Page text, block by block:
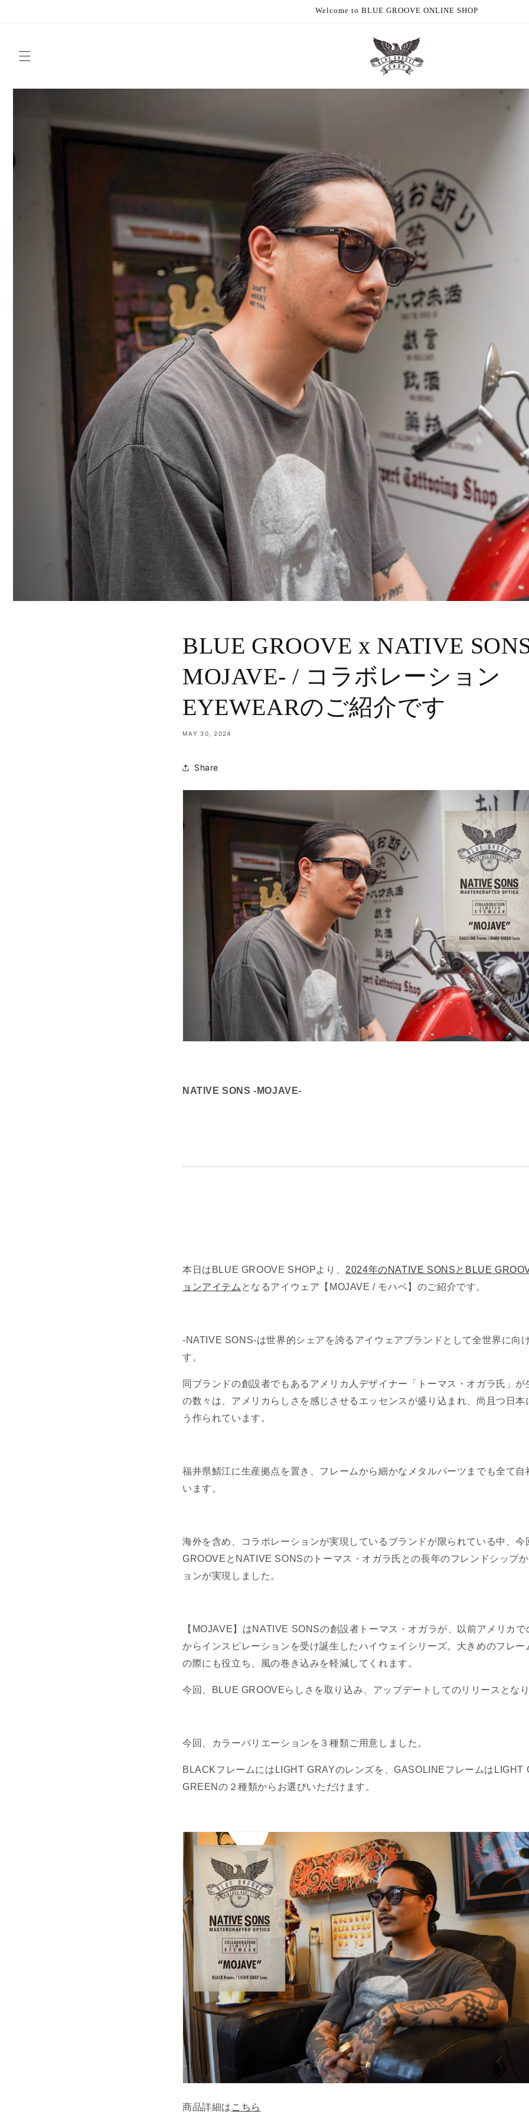
Welcome to BLUE GROOVE ONLINE SHOP
BLUE GROOVE x NATIVE
MOJAVE- / コラボレーション
EYEWEARのご紹介です
MAY 30, 2024
Share
NATIVE SONS -MOJAVE-
本日はBLUE GROOVE SHOPより、 2024年のNATIVE SONSとBLUE
ョンアイテム となるアイウェア【MOJAVE / モハベ】のご紹介です。
-NATIVE SONS-は世界的シェアを誇るアイウェアブランドとして全世界に向
す。
同ブランドの創設者でもあるアメリカ人デザイナー「トーマス・オガラ氏」
の数々は、アメリカらしさを感じさせるエッセンスが盛り込まれ、尚且つ日本
う作られています。
福井県鯖江に生産拠点を置き、フレームから細かなメタルパーツまでも全て自
います。
海外を含め、コラボレーションが実現しているブランドが限られている中、
GROOVEとNATIVE SONSのトーマス・オガラ氏との長年のフレンドシップ
ョンが実現しました。
【MOJAVE】はNATIVE SONSの創設者トーマス・オガラが、以前アメリカ
からインスピレーションを受け誕生したハイウェイシリーズ。大きめのフレー
の際にも役立ち、風の巻き込みを軽減してくれます。
今回、BLUE GROOVEらしさを取り込み、アップデートしてのリリースとな
今回、カラーバリエーションを３種類ご用意しました。
BLACKフレームにはLIGHT GRAYのレンズを、GASOLINEフレームはLIGHT
GREENの２種類からお選びいただけます。
商品詳細は こちら